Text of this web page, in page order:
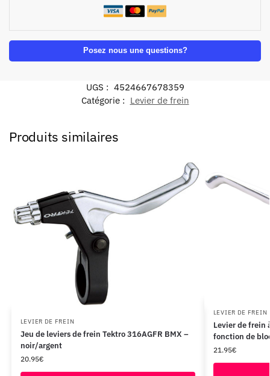
Posez nous une questions?
UGS : 4524667678359
Catégorie : Levier de frein
Produits similaires
LEVIER DE FREIN
Jeu de leviers de frein Tektro 316AGFR BMX –
noir/argent
20.95€
LEVIER DE FREIN
Levier de frein
fonction de
21.95€